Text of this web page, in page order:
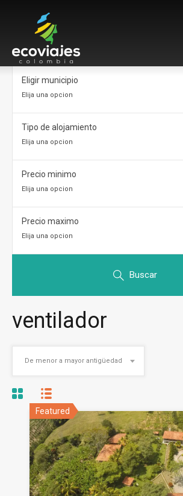
Eligir municipio
Elija una opcion
Tipo de alojamiento
Elija una opcion
Precio minimo
Elija una opcion
Precio maximo
Elija una opcion
Buscar
ventilador
De menor a mayor antigüedad
Featured